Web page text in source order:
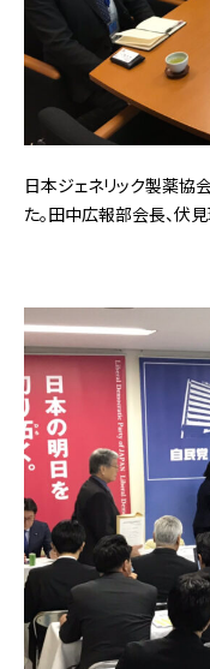
日本ジェネリック製薬協
た。田中広報部会長、伏